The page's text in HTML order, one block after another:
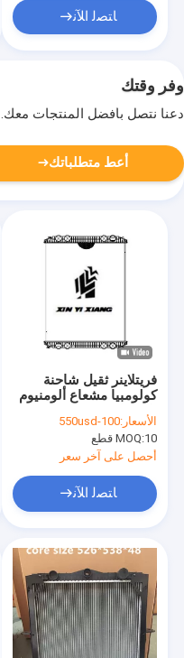
ﺎﺘﺼﻟ ﺍﻶﻧ
وفر وقتك
دعنا نتصل بأفضل المنتجات معك.
أعط متطلباتك
فريتلاينر ثقيل شاحنة
كولومبيا مشعاع ألومنيوم
بلاستيك
الأسعار:100-550usd
MOQ:10 قطع
أحصل على آخر سعر
ﺎﺘﺼﻟ ﺍﻶﻧ